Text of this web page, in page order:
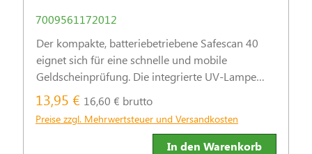
7009561172012
Der kompakte, batteriebetriebene Safescan 40
eignet sich für eine schnelle und mobile
Geldscheinprüfung. Die integrierte UV-Lampe
kontrolliert die UV-Merkmale von Geldscheinen.
Die leistungsstarke weiße LED-Lampe überprüft
darüber hinaus Wasserzeichen un
13,95 € 16,60 € brutto
Preise zzgl. Mehrwertsteuer und Versandkosten
In den Warenkorb